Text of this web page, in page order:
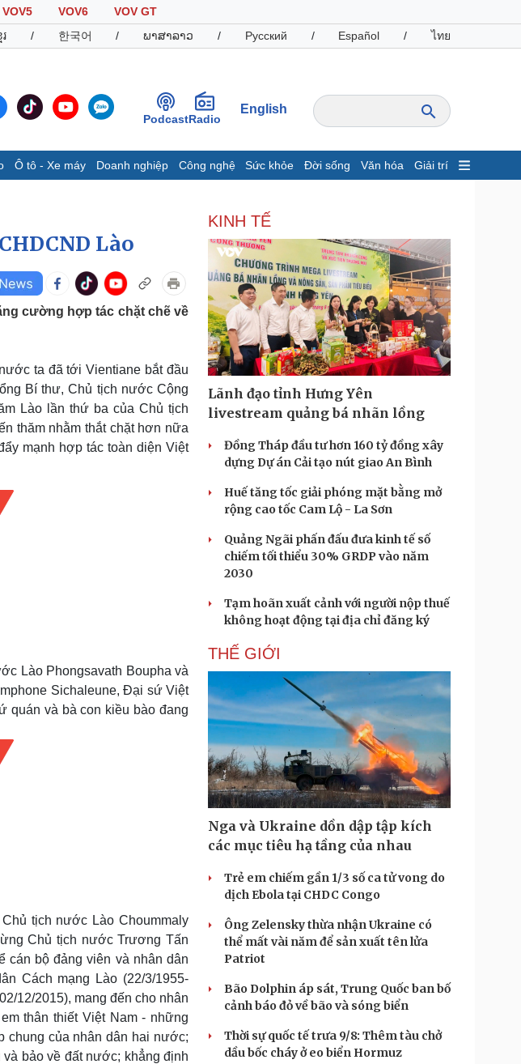
VOV5 VOV6
VOV GT
រ / 한국어 / ພາສາລາວ / Русский / Español / ไทย
PodcastRadio
English
Ô tô - Xe máy Doanh nghiệp Công nghệ Sức khỏe Đời sống Văn hóa Giải trí
Magazine
Bất động sản
Khởi nghiệp
Tiêu dùng
Tỷ giá
Chứng khoán
Giá cà phê
máy
vấn
Doanh nghiệp
Thông tin doanh nghiệp
Doanh nghiệp 24h
Doanh nhân
Vì cộng đồng
Công nghệ
Sành điệu
Tin Công nghệ
Trải nghiệm
Chuyển đổi số
trí
trang
Việt
Du lịch
Podcast
Câu chuyện thời sự
Đọc truyện đêm khuya
Cửa sổ tình yêu
Hạt giống tâm hồn
Lào
cường hợp tác chặt chẽ về
ta đã tới Vientiane bắt đầu
Bí thư, Chủ tịch nước Cộng
Lào lần thứ ba của Chủ tịch
thăm nhằm thắt chặt hơn nữa
mạnh hợp tác toàn diện Việt
Lào Phongsavath Boupha và
Sichaleune, Đại sứ Việt
quán và bà con kiều bào đang
tịch nước Lào Choummaly
Chủ tịch nước Trương Tấn
cán bộ đảng viên và nhân dân
Cách mạng Lào (22/3/1955-
12/2015), mang đến cho nhân
thân thiết Việt Nam - những
chung của nhân dân hai nước;
bảo về đất nước; khẳng định
KINH TẾ
Lãnh đạo tỉnh Hưng Yên
livestream quảng bá nhãn lồng
Đồng Tháp đầu tư hơn 160 tỷ đồng xây
dựng Dự án Cải tạo nút giao An Bình
Huế tăng tốc giải phóng mặt bằng mở
rộng cao tốc Cam Lộ - La Sơn
Quảng Ngãi phấn đấu đưa kinh tế số
chiếm tối thiểu 30% GRDP vào năm
2030
Tạm hoãn xuất cảnh với người nộp thuế
không hoạt động tại địa chỉ đăng ký
THẾ GIỚI
Nga và Ukraine dồn dập tập kích
các mục tiêu hạ tầng của nhau
Trẻ em chiếm gần 1/3 số ca tử vong do
dịch Ebola tại CHDC Congo
Ông Zelensky thừa nhận Ukraine có
thể mất vài năm để sản xuất tên lửa
Patriot
Bão Dolphin áp sát, Trung Quốc ban bố
cảnh báo đỏ về bão và sóng biển
Thời sự quốc tế trưa 9/8: Thêm tàu chở
dầu bốc cháy ở eo biển Hormuz